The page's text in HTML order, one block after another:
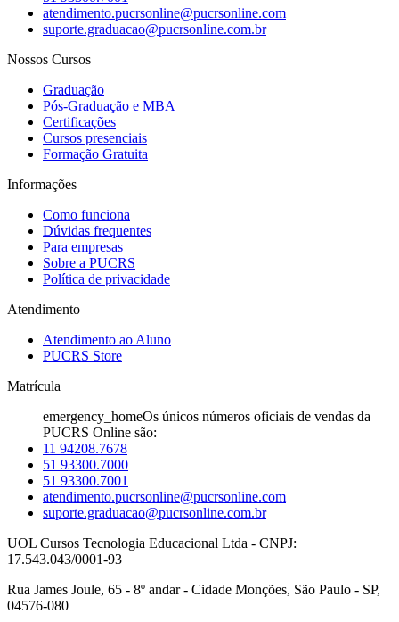
atendimento.pucrsonline@pucrsonline.com
suporte.graduacao@pucrsonline.com.br
Nossos Cursos
Graduação
Pós-Graduação e MBA
Certificações
Cursos presenciais
Formação Gratuita
Informações
Como funciona
Dúvidas frequentes
Para empresas
Sobre a PUCRS
Política de privacidade
Atendimento
Atendimento ao Aluno
PUCRS Store
Matrícula
emergency_homeOs únicos números oficiais de vendas da
PUCRS Online são:
11 94208.7678
51 93300.7000
51 93300.7001
atendimento.pucrsonline@pucrsonline.com
suporte.graduacao@pucrsonline.com.br
UOL Cursos Tecnologia Educacional Ltda - CNPJ:
17.543.043/0001-93
Rua James Joule, 65 - 8º andar - Cidade Monções, São Paulo - SP,
04576-080